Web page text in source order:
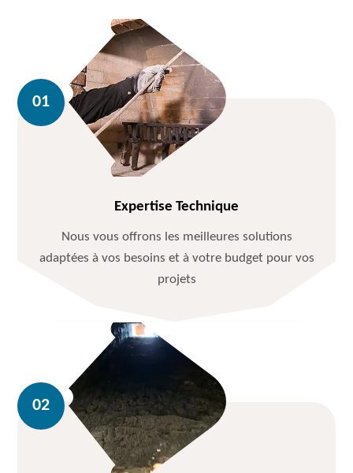
Expertise Technique
Nous vous offrons les meilleures solutions
adaptées à vos besoins et à votre budget pour vos
projets